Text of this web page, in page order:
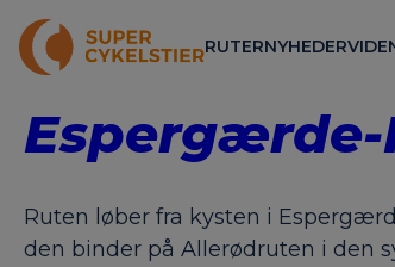
RUTERNYHEDER
Ruten løber fra kysten i
den binder på Allerødruten i den